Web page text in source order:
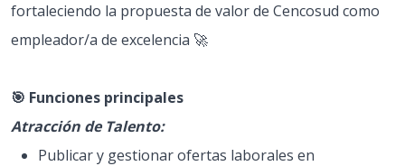
fortaleciendo la propuesta de valor de Cencosud como
empleador/a de excelencia 🚀
🎯 Funciones principales
Atracción de Talento:
Publicar y gestionar ofertas laborales en